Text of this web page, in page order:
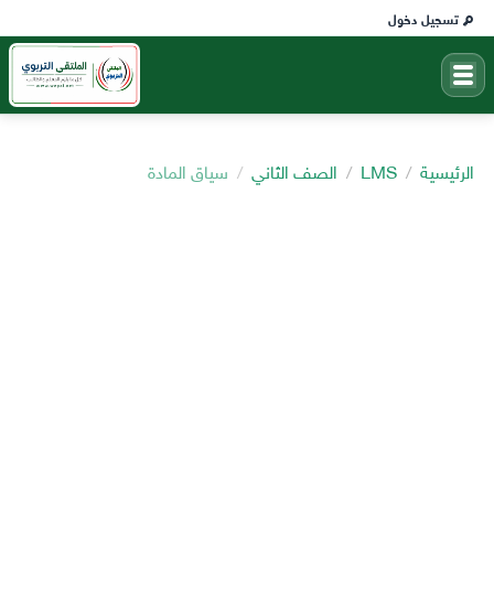
تسجيل دخول
الرئيسية LMS الصف الثاني سياق المادة